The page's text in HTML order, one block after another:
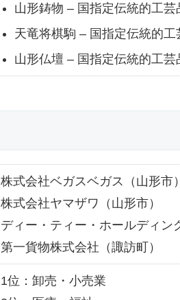
山形鋳物 – 国指定伝統的工
天竜将棋駒 – 国指定伝統的
山形仏壇 – 国指定伝統的工
株式会社ベガスベガス（山形市）
株式会社ヤマザワ（山形市）
ディー・ティー・ホールディン
第一貨物株式会社（諏訪町）
1位：卸売・小売業